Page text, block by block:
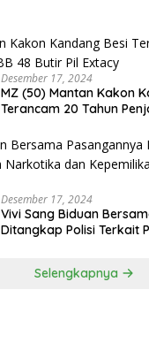
Desember 17, 2024
MZ (50) Mantan Kakon
Terancam 20 Tahun
Desember 17, 2024
Vivi Sang Biduan
Ditangkap Polisi Terkait
Selengkapnya